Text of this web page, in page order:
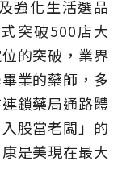
強化生活選品
突破500店大
的突破，業界
業的藥師，多
鎖藥局通路體
股當老闆」的
是美現在最大